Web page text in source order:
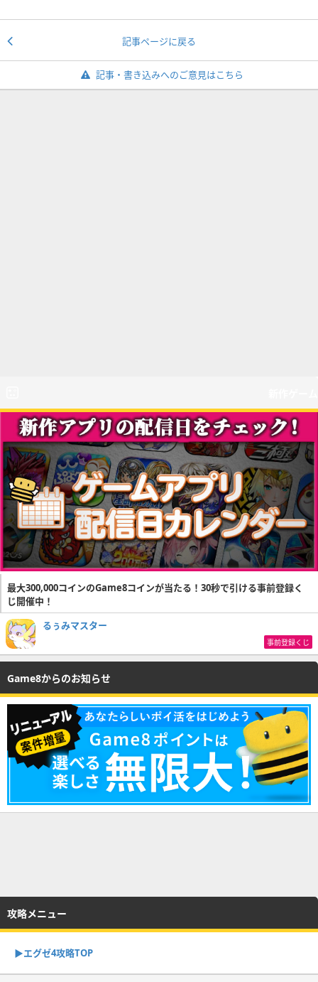
記事ページに戻る
記事・書き込みへのご意見はこちら
最大300,000コインのGame8コインが当たる！30秒で引ける事前登録く
じ開催中！
るぅみマスター
事前登録くじ
Game8からのお知らせ
攻略メニュー
▶︎エグゼ4攻略TOP